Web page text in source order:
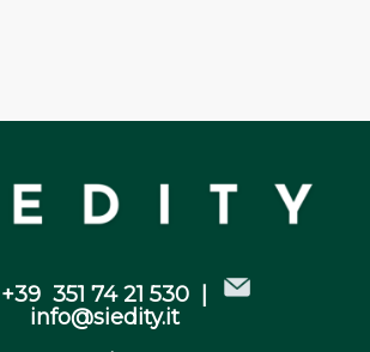
+39 351 74 21 530 |
info@siedity.it